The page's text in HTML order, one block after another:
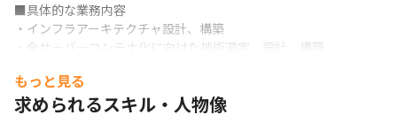
■具体的な業務内容
・インフラアーキテクチャ設計、構築
・全サーバーコンテナ化に向けた技術選定、設計、構築
・インフラ構成管理のTerraformによるIaC化推進
・NewRelicを用いたモニタリング設計、運用、改善
もっと見る
求められるスキル・人物像